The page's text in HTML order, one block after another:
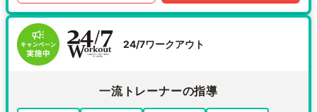
24/7ワークアウト
一流トレーナーの指導